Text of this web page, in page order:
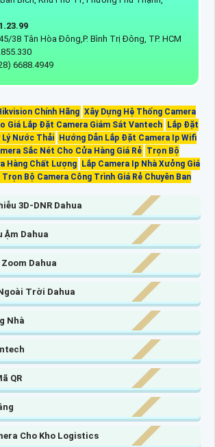
38 Tân Hòa Đông,P. Bình Trị Đông, TP. HCM
6688.4949
Chính Hãng Xây Dựng Hệ Thống Camera
Giá Lắp Đặt Camera Giám Sát Vantech
Lắp Đặt
Lý Nước Thải
Hướng Dẫn Lắp Đặt Camera Ip Wifi
Sắc Nét Cho Cửa Hàng Giá Rẻ Trọn Bộ
Hàng Chất Lượng
Lắp Camera Ip Nhà Xưởng Giá
Bộ Camera Công Trình Giá Rẻ Chuyên Ban
3D-DNR Dahua
Ậm Dahua
Dahua
Trời Dahua
Nhà
QR
Cho Kho Logistics